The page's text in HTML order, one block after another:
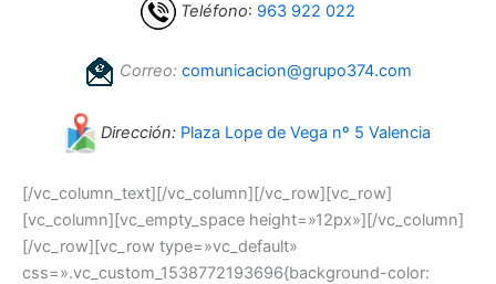
Teléfono: 963 922 022
Correo: comunicacion@grupo374.com
Dirección: Plaza Lope de Vega nº 5 Valencia
[/vc_column_text][/vc_column][/vc_row][vc_row]
[vc_column][vc_empty_space height=»12px»][/vc_column]
[/vc_row][vc_row type=»vc_default»
css=».vc_custom_1538772193696{background-color: